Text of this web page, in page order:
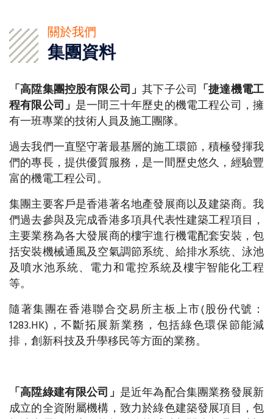
關於我們
集團資料
「高陞集團控股有限公司」其下子公司 「捷達機電工
程有限公司」是一間三十年歷史的機電工程公司，擁
有一班專業的技術人員及施工團隊。
過去我們一直堅守著最基層的施工環節，積極發揮我
們的專長，提供優質服務，是一間歷史悠久，經驗豐
富的機電工程公司。
集團主要客戶是香港著名地產發展商以及建築商。我
們過去參與及完成香港多項具代表性建築工程項目，
主要業務為各大發展商的樓宇進行機電配套安裝，包
括安裝機械通風及空氣調節系统、給排水系统、泳池
及噴水池系統、電力和電控系統及樓宇智能化工程
等。
隨著集團在香港聯合交易所主板上市(股份代號：
1283.HK)，不斷拓展新業務，包括綠色環保節能減
排，創新科技及升學移民等方面的業務。
「高陞綠建有限公司」 是近年為配合集團業務發展新
成立的全資附屬機構，致力於綠色建築發展項目，包